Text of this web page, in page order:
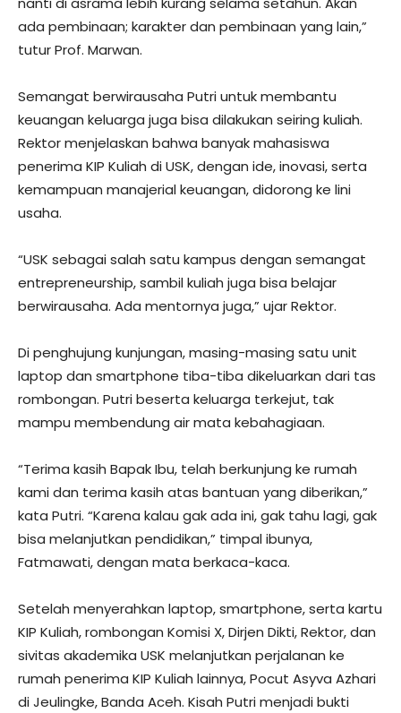
ada pembinaan; karakter dan pembinaan yang lain,”
tutur Prof. Marwan.
Semangat berwirausaha Putri untuk membantu
keuangan keluarga juga bisa dilakukan seiring kuliah.
Rektor menjelaskan bahwa banyak mahasiswa
penerima KIP Kuliah di USK, dengan ide, inovasi, serta
kemampuan manajerial keuangan, didorong ke lini
usaha.
“USK sebagai salah satu kampus dengan semangat
entrepreneurship, sambil kuliah juga bisa belajar
berwirausaha. Ada mentornya juga,” ujar Rektor.
Di penghujung kunjungan, masing-masing satu unit
laptop dan smartphone tiba-tiba dikeluarkan dari tas
rombongan. Putri beserta keluarga terkejut, tak
mampu membendung air mata kebahagiaan.
“Terima kasih Bapak Ibu, telah berkunjung ke rumah
kami dan terima kasih atas bantuan yang diberikan,”
kata Putri. “Karena kalau gak ada ini, gak tahu lagi, gak
bisa melanjutkan pendidikan,” timpal ibunya,
Fatmawati, dengan mata berkaca-kaca.
Setelah menyerahkan laptop, smartphone, serta kartu
KIP Kuliah, rombongan Komisi X, Dirjen Dikti, Rektor, dan
sivitas akademika USK melanjutkan perjalanan ke
rumah penerima KIP Kuliah lainnya, Pocut Asyva Azhari
di Jeulingke, Banda Aceh. Kisah Putri menjadi bukti